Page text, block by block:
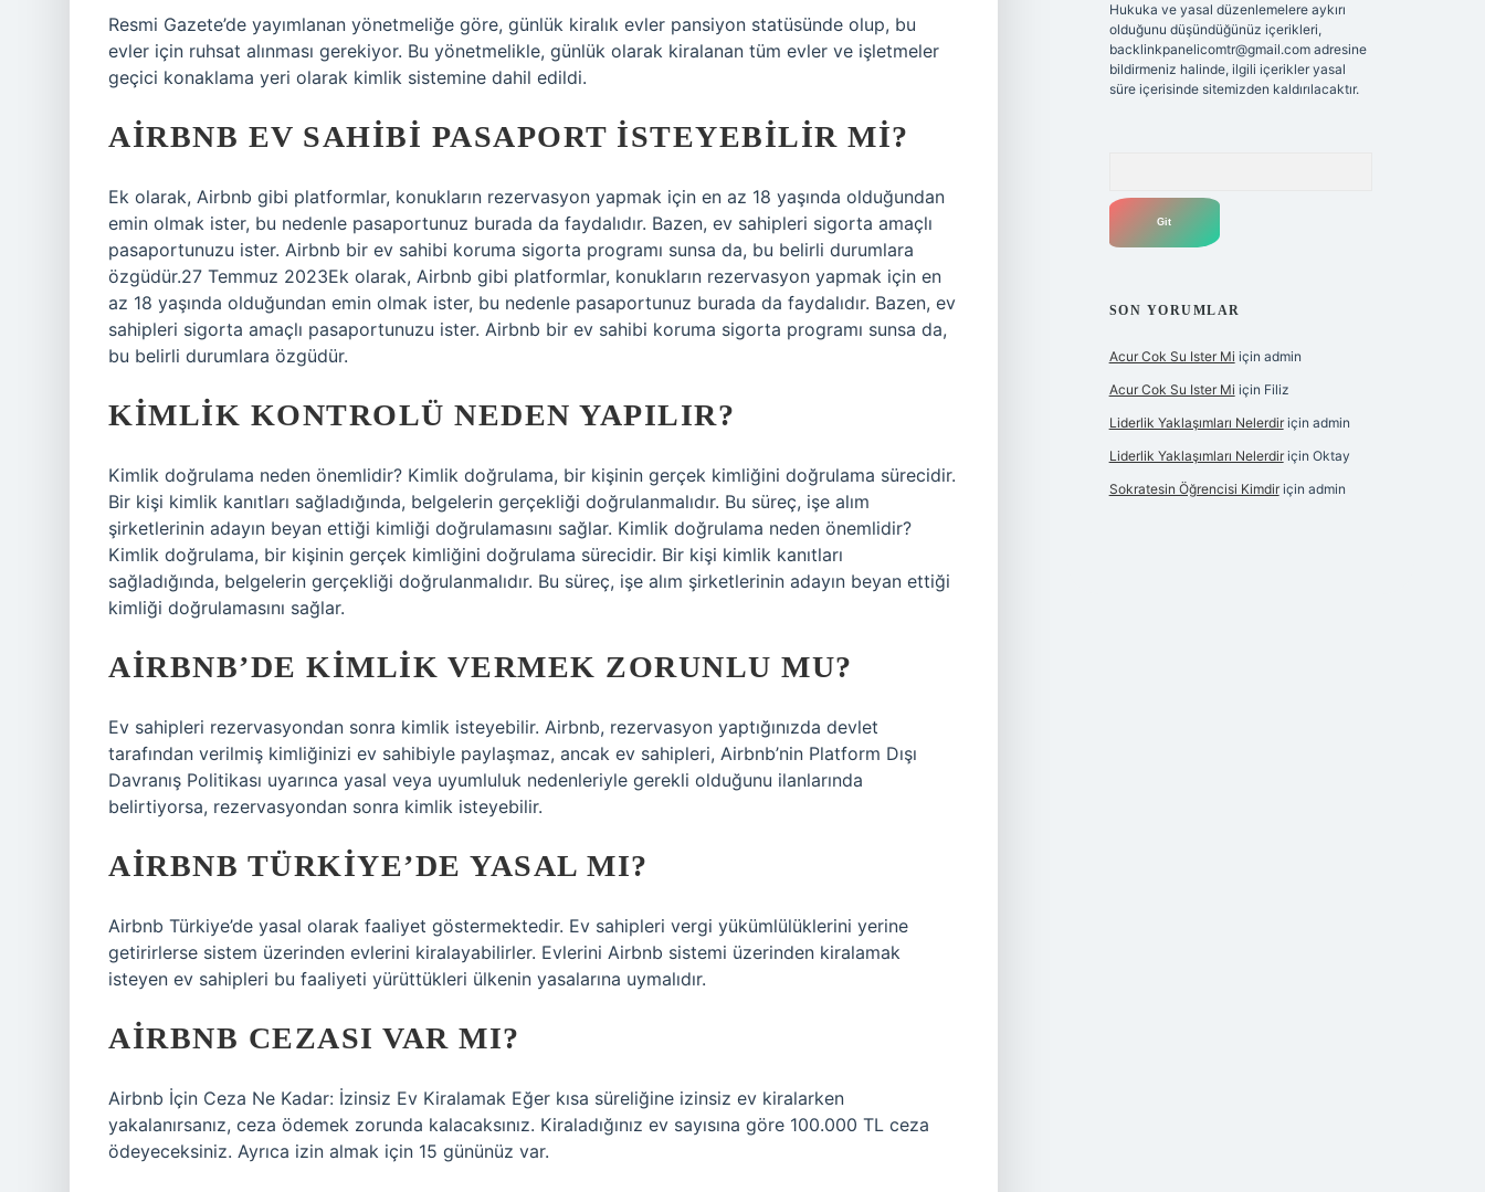
Resmi Gazete’de yayımlanan yönetmeliğe göre, günlük kiralık evler pansiyon statüsünde olup, bu
evler için ruhsat alınması gerekiyor. Bu yönetmelikle, günlük olarak kiralanan tüm evler ve işletmeler
geçici konaklama yeri olarak kimlik sistemine dahil edildi.
AIRBNB EV SAHIBI PASAPORT ISTEYEBILIR MI?
Ek olarak, Airbnb gibi platformlar, konukların rezervasyon yapmak için en az 18 yaşında olduğundan
emin olmak ister, bu nedenle pasaportunuz burada da faydalıdır. Bazen, ev sahipleri sigorta amaçlı
pasaportunuzu ister. Airbnb bir ev sahibi koruma sigorta programı sunsa da, bu belirli durumlara
özgüdür.27 Temmuz 2023Ek olarak, Airbnb gibi platformlar, konukların rezervasyon yapmak için en
az 18 yaşında olduğundan emin olmak ister, bu nedenle pasaportunuz burada da faydalıdır. Bazen, ev
sahipleri sigorta amaçlı pasaportunuzu ister. Airbnb bir ev sahibi koruma sigorta programı sunsa da,
bu belirli durumlara özgüdür.
KIMLIK KONTROLÜ NEDEN YAPILIR?
Kimlik doğrulama neden önemlidir? Kimlik doğrulama, bir kişinin gerçek kimliğini doğrulama sürecidir.
Bir kişi kimlik kanıtları sağladığında, belgelerin gerçekliği doğrulanmalıdır. Bu süreç, işe alım
şirketlerinin adayın beyan ettiği kimliği doğrulamasını sağlar. Kimlik doğrulama neden önemlidir?
Kimlik doğrulama, bir kişinin gerçek kimliğini doğrulama sürecidir. Bir kişi kimlik kanıtları
sağladığında, belgelerin gerçekliği doğrulanmalıdır. Bu süreç, işe alım şirketlerinin adayın beyan ettiği
kimliği doğrulamasını sağlar.
AIRBNB’DE KIMLIK VERMEK ZORUNLU MU?
Ev sahipleri rezervasyondan sonra kimlik isteyebilir. Airbnb, rezervasyon yaptığınızda devlet
tarafından verilmiş kimliğinizi ev sahibiyle paylaşmaz, ancak ev sahipleri, Airbnb’nin Platform Dışı
Davranış Politikası uyarınca yasal veya uyumluluk nedenleriyle gerekli olduğunu ilanlarında
belirtiyorsa, rezervasyondan sonra kimlik isteyebilir.
AIRBNB TÜRKIYE’DE YASAL MI?
Airbnb Türkiye’de yasal olarak faaliyet göstermektedir. Ev sahipleri vergi yükümlülüklerini yerine
getirirlerse sistem üzerinden evlerini kiralayabilirler. Evlerini Airbnb sistemi üzerinden kiralamak
isteyen ev sahipleri bu faaliyeti yürüttükleri ülkenin yasalarına uymalıdır.
AIRBNB CEZASI VAR MI?
Airbnb İçin Ceza Ne Kadar: İzinsiz Ev Kiralamak Eğer kısa süreliğine izinsiz ev kiralarken
yakalanırsanız, ceza ödemek zorunda kalacaksınız. Kiraladığınız ev sayısına göre 100.000 TL ceza
ödeyeceksiniz. Ayrıca izin almak için 15 gününüz var.
Hukuka ve yasal düzenlemelere aykırı
olduğunu düşündüğünüz içerikleri,
backlinkpanelicomtr@gmail.comadresine
bildirmeniz halinde, ilgili içerikler yasal
süre içerisinde sitemizden kaldırılacaktır.
SON YORUMLAR
Acur Cok Su Ister Mi için admin
Acur Cok Su Ister Mi için Filiz
Liderlik Yaklaşımları Nelerdiriçin admin
Liderlik Yaklaşımları Nelerdiriçin Oktay
Sokratesin Öğrencisi Kimdiriçin admin